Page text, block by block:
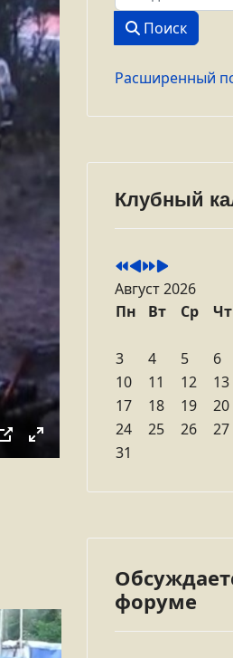
Поиск
Расширенный
Клубный
Август 2026
Пн
Вт Ср Чт
3
4 5 6
10
11 12 13
17
18 19 20
24
25 26 27
31
форуме